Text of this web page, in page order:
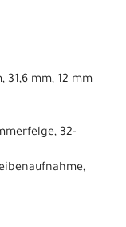
mm, 12 mm
32-